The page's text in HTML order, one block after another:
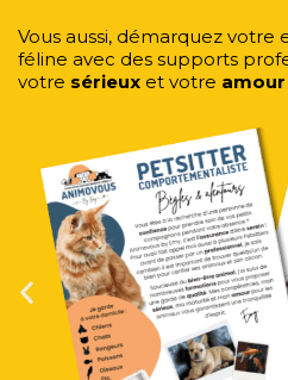
Vous aussi, démarquez votre
féline avec des supports
votre sérieux et votre